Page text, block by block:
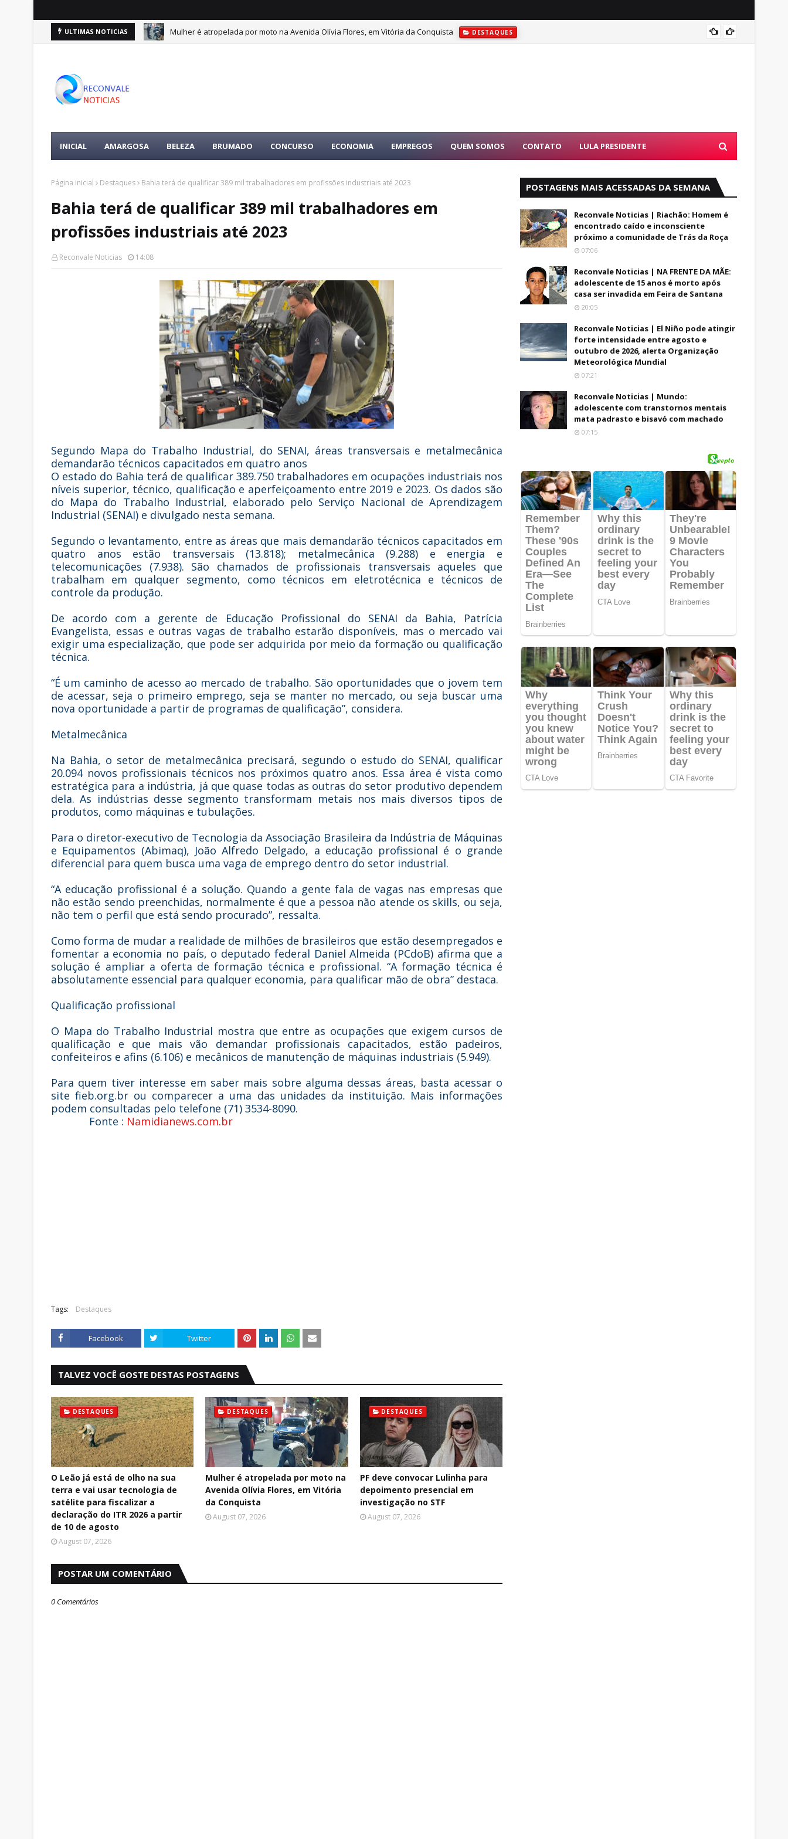
ULTIMAS NOTICIAS
DESTAQUES Mulher é atropelada por moto na Avenida Olívia Flores, em Vitória da Conquista DESTAQUES
INICIAL AMARGOSA BELEZA BRUMADO CONCURSO ECONOMIA EMPREGOS QUEM SOMOS CONTATO LULA PRESIDENTE
Página inicial Destaques Bahia terá de qualificar 389 mil trabalhadores em profissões industriais até 2023
Bahia terá de qualificar 389 mil trabalhadores em
profissões industriais até 2023
Reconvale Noticias 14:08
Segundo Mapa do Trabalho Industrial, do SENAI, áreas transversais e metalmecânica
demandarão técnicos capacitados em quatro anos
O estado do Bahia terá de qualificar 389.750 trabalhadores em ocupações industriais nos
níveis superior, técnico, qualificação e aperfeiçoamento entre 2019 e 2023. Os dados são
do Mapa do Trabalho Industrial, elaborado pelo Serviço Nacional de Aprendizagem
Industrial (SENAI) e divulgado nesta semana.
Segundo o levantamento, entre as áreas que mais demandarão técnicos capacitados em
quatro anos estão transversais (13.818); metalmecânica (9.288) e energia e
telecomunicações (7.938). São chamados de profissionais transversais aqueles que
trabalham em qualquer segmento, como técnicos em eletrotécnica e técnicos de
controle da produção.
De acordo com a gerente de Educação Profissional do SENAI da Bahia, Patrícia
Evangelista, essas e outras vagas de trabalho estarão disponíveis, mas o mercado vai
exigir uma especialização, que pode ser adquirida por meio da formação ou qualificação
técnica.
“É um caminho de acesso ao mercado de trabalho. São oportunidades que o jovem tem
de acessar, seja o primeiro emprego, seja se manter no mercado, ou seja buscar uma
nova oportunidade a partir de programas de qualificação”, considera.
Metalmecânica
Na Bahia, o setor de metalmecânica precisará, segundo o estudo do SENAI, qualificar
20.094 novos profissionais técnicos nos próximos quatro anos. Essa área é vista como
estratégica para a indústria, já que quase todas as outras do setor produtivo dependem
dela. As indústrias desse segmento transformam metais nos mais diversos tipos de
produtos, como máquinas e tubulações.
Para o diretor-executivo de Tecnologia da Associação Brasileira da Indústria de Máquinas
e Equipamentos (Abimaq), João Alfredo Delgado, a educação profissional é o grande
diferencial para quem busca uma vaga de emprego dentro do setor industrial.
“A educação profissional é a solução. Quando a gente fala de vagas nas empresas que
não estão sendo preenchidas, normalmente é que a pessoa não atende os skills, ou seja,
não tem o perfil que está sendo procurado”, ressalta.
Como forma de mudar a realidade de milhões de brasileiros que estão desempregados e
fomentar a economia no país, o deputado federal Daniel Almeida (PCdoB) afirma que a
solução é ampliar a oferta de formação técnica e profissional. “A formação técnica é
absolutamente essencial para qualquer economia, para qualificar mão de obra” destaca.
Qualificação profissional
O Mapa do Trabalho Industrial mostra que entre as ocupações que exigem cursos de
qualificação e que mais vão demandar profissionais capacitados, estão padeiros,
confeiteiros e afins (6.106) e mecânicos de manutenção de máquinas industriais (5.949).
Para quem tiver interesse em saber mais sobre alguma dessas áreas, basta acessar o
site fieb.org.br ou comparecer a uma das unidades da instituição. Mais informações
podem consultadas pelo telefone (71) 3534-8090.
Fonte : Namidianews.com.br
Tags: Destaques
Facebook Twitter
TALVEZ VOCÊ GOSTE DESTAS POSTAGENS
DESTAQUES
O Leão já está de olho na sua
terra e vai usar tecnologia de
satélite para fiscalizar a
declaração do ITR 2026 a partir
de 10 de agosto
August 07, 2026
DESTAQUES
Mulher é atropelada por moto na
Avenida Olívia Flores, em Vitória
da Conquista
August 07, 2026
DESTAQUES
PF deve convocar Lulinha para
depoimento presencial em
investigação no STF
August 07, 2026
POSTAR UM COMENTÁRIO
0 Comentários
POSTAGENS MAIS ACESSADAS DA SEMANA
Reconvale Noticias | Riachão: Homem é
encontrado caído e inconsciente
próximo a comunidade de Trás da Roça
07:06
Reconvale Noticias | NA FRENTE DA MÃE:
adolescente de 15 anos é morto após
casa ser invadida em Feira de Santana
20:05
Reconvale Noticias | El Niño pode atingir
forte intensidade entre agosto e
outubro de 2026, alerta Organização
Meteorológica Mundial
07:21
Reconvale Noticias | Mundo:
adolescente com transtornos mentais
mata padrasto e bisavó com machado
07:15